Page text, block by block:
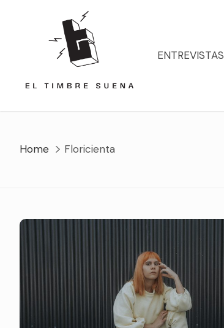
ENTREVISTAS
Home Floricienta